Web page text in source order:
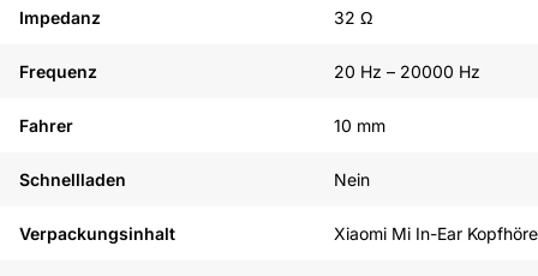
Impedanz 32 Ω
Frequenz 20 Hz – 20000 Hz
Fahrer 10 mm
Schnellladen Nein
Verpackungsinhalt Xiaomi Mi In-Ear